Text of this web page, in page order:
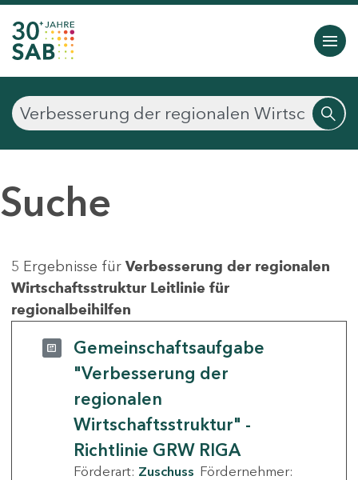
Suche
5 Ergebnisse für Verbesserung der regionalen
Wirtschaftsstruktur Leitlinie für
regionalbeihilfen
Gemeinschaftsaufgabe
"Verbesserung der
regionalen
Wirtschaftsstruktur" -
Richtlinie GRW RIGA
Förderart: Zuschuss Fördernehmer: